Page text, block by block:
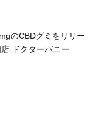
のCBDグミをリリー
ドクターバニー